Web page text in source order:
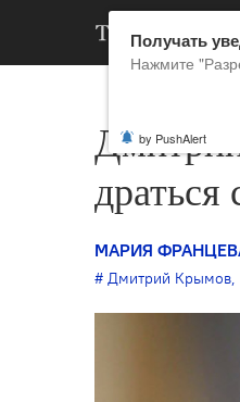
драться
МАРИЯ
Дмитрий Крымов,
Получать
Нажмите
by PushAlert